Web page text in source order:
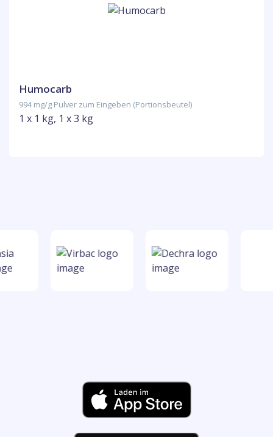
Humocarb
994 mg/g Pulver zum Eingeben (Portionsbeutel)
1 x 1 kg, 1 x 3 kg